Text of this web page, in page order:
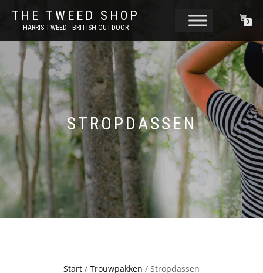
THE TWEED SHOP
HARRIS TWEED - BRITISH OUTDOOR
0
STROPDASSEN
Start / Trouwpakken / Stropdassen